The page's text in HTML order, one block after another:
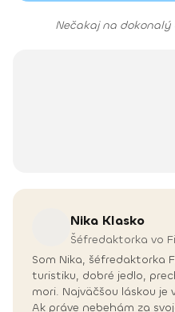
Nečakaj na dokonalý
Nika Klasko
Šéfredaktorka vo
Som Nika, šéfredaktorka
turistiku, dobré jedlo,
mori. Najväčšou láskou
Ak práve nebehám za